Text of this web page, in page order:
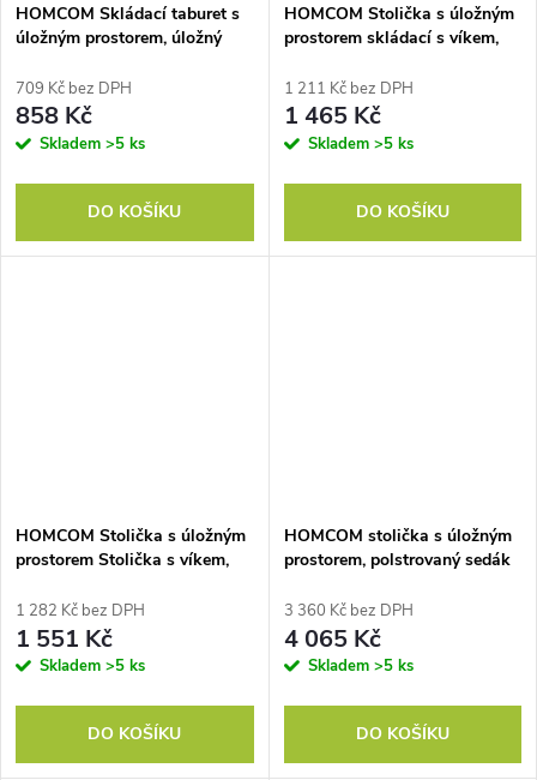
HOMCOM Skládací taburet s
úložným prostorem, úložný
709 Kč bez DPH
858 Kč
Skladem >5 ks
DO KOŠÍKU
HOMCOM Stolička s úložným
prostorem skládací s víkem,
podnož 36 x 36 x 44 cm
krémově bílá
1 211 Kč bez DPH
1 465 Kč
Skladem >5 ks
DO KOŠÍKU
HOMCOM Stolička s úložným
prostorem Stolička s víkem,
provedení 36 x 36 x 44 cm
krémově bílá
1 282 Kč bez DPH
1 551 Kč
Skladem >5 ks
DO KOŠÍKU
HOMCOM stolička s úložným
prostorem, polstrovaný sedák
zavíráním, sametový vzhled,
120 x 46 x 42 cm, tmavě šedá
3 360 Kč bez DPH
4 065 Kč
Skladem >5 ks
DO KOŠÍKU